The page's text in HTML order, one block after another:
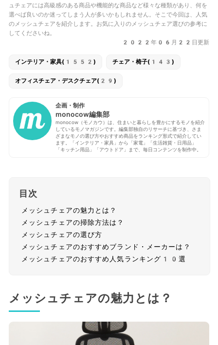
ュチェアには高級感のある商品や機能的な商品など様々な種類があり、何を
選べば良いのか迷ってしまう人が多いかもしれません。そこで今回は、人気
のメッシュチェアを紹介します。お気に入りのメッシュチェア選びの参考に
してくださいね。
2022年06月22日更新
インテリア・家具(1552) チェア・椅子(143)
オフィスチェア・デスクチェア(29)
企画・制作
monocow編集部
monocow（モノカウ）は、住まいと暮らしを豊かにするモノを紹介
しているモノマガジンです。編集部独自のリサーチに基づき、さま
ざまなモノの選び方やおすすめ商品をランキング形式で紹介してい
ます。「インテリア・家具」から「家電」「生活雑貨・日用品」
「キッチン用品」「アウトドア」まで、毎日コンテンツを制作中。
目次
メッシュチェアの魅力とは？
メッシュチェアの掃除方法は？
メッシュチェアの選び方
メッシュチェアのおすすめブランド・メーカーは？
メッシュチェアのおすすめ人気ランキング10選
メッシュチェアの魅力とは？